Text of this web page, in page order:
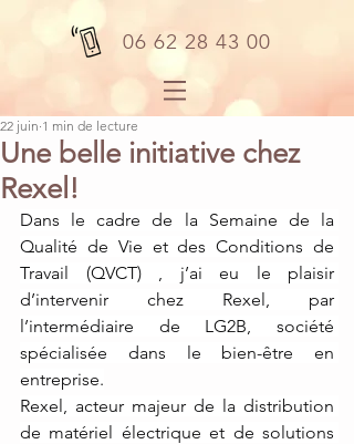
06 62 28 43 00
Une belle initiative chez
Rexel!
22 juin 1 min de lecture
Dans le cadre de la Semaine de la
Qualité de Vie et des Conditions de
Travail (QVCT) , j’ai eu le plaisir
d’intervenir chez Rexel, par
l’intermédiaire de LG2B, société
spécialisée dans le bien-être en
entreprise.
Rexel, acteur majeur de la distribution
de matériel électrique et de solutions